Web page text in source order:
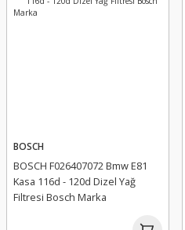
BOSCH
BOSCH F026407072 Bmw E81
Kasa 116d - 120d Dizel Yağ
Filtresi Bosch Marka